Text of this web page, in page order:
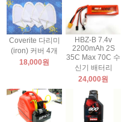
Coverite 다리미
(iron) 커버 4개
18,000원
HBZ-B 7.4v
2200mAh 2S
35C Max 70C 수
신기 배터리
24,000원